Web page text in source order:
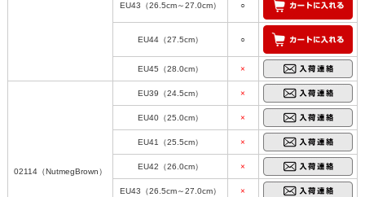
EU43（26.5cm～27.0cm） ○
EU44（27.5cm） ○
EU45（28.0cm） ×
02114（NutmegBrown）
EU39（24.5cm） ×
EU40（25.0cm） ×
EU41（25.5cm） ×
EU42（26.0cm） ×
EU43（26.5cm～27.0cm） ×